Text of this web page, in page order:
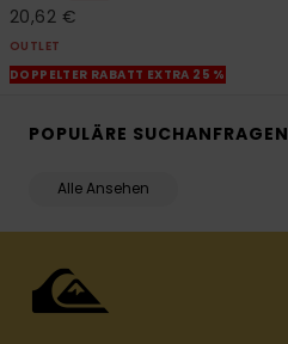
20,62 €
OUTLET
DOPPELTER RABATT EXTRA 25 %
POPULÄRE SUCHANFRAGEN
Alle Ansehen